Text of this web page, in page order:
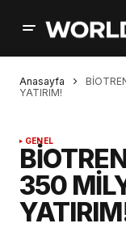
Anasayfa
YATIRIM!
GENEL
350